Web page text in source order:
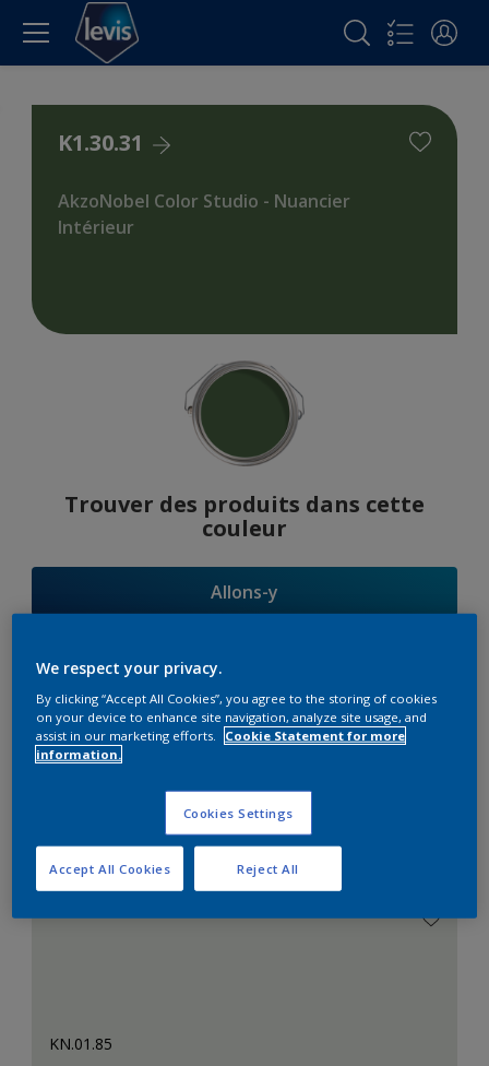
K1.30.31
AkzoNobel Color Studio - Nuancier
Intérieur
Trouver des produits dans cette
couleur
Allons-y
Suggestions
d'Harmonies
Le Blanc Parfait
KN.01.85
We respect your privacy.
By clicking “Accept All Cookies”, you agree to the storing of cookies
on your device to enhance site navigation, analyze site usage, and
assist in our marketing efforts.
Cookie Statement for more
information.
Cookies Settings
Reject All
Accept All Cookies